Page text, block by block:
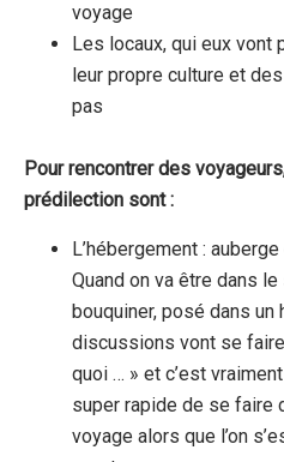
voyage
Les locaux, qui eux vont
leur propre culture et
pas
Pour rencontrer des
prédilection sont :
L’hébergement :
Quand on va être dans
bouquiner, posé dans
discussions vont se faire
quoi … » et c’est
super rapide de se faire
voyage alors que l’on